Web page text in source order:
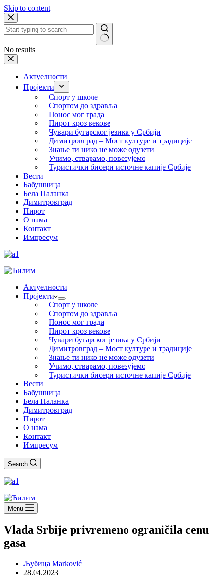
Skip to content
No results
Актуелности
Пројекти
Спорт у школе
Спортом до здравља
Понос мог града
Пирот кроз векове
Чувари бугарског језика у Србији
Димитровград – Мост културе и традиције
Знање ти нико не може одузети
Учимо, стварамо, повезујемо
Туристички бисери источне капије Србије
Вести
Бабушница
Бела Паланка
Димитровград
Пирот
О нама
Контакт
Импресум
Актуелности
Пројекти
Спорт у школе
Спортом до здравља
Понос мог града
Пирот кроз векове
Чувари бугарског језика у Србији
Димитровград – Мост културе и традиције
Знање ти нико не може одузети
Учимо, стварамо, повезујемо
Туристички бисери источне капије Србије
Вести
Бабушница
Бела Паланка
Димитровград
Пирот
О нама
Контакт
Импресум
Search
Menu
Vlada Srbije privremeno ograničila cenu
gasa
Љубица Marković
28.04.2023